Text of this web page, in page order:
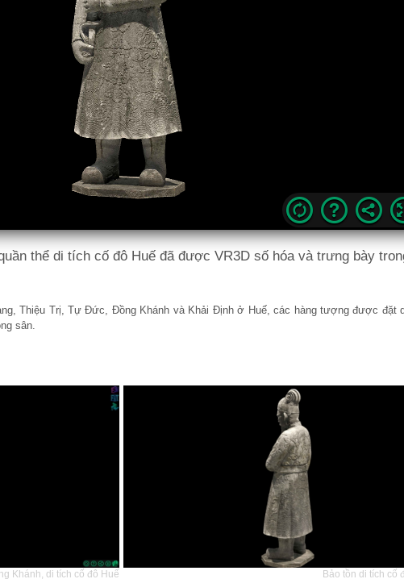
thể di tích cố đô Huế đã được VR3D số hóa và trưng bày
Thiệu Trị, Tự Đức, Đồng Khánh và Khải Định ở Huế, các hàng tượng được đặt
sân.
Khánh, di tích cố đô Huế Bảo tồn di tích cố